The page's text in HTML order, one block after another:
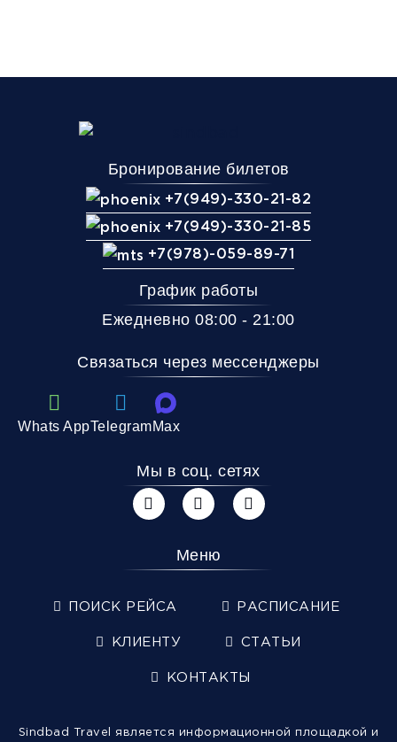
Бронирование билетов
+7(949)-330-21-82
+7(949)-330-21-85
+7(978)-059-89-71
График работы
Ежедневно 08:00 - 21:00
Связаться через мессенджеры
Whats AppTelegramMax
Мы в соц. сетях
Меню
ПОИСК РЕЙСА РАСПИСАНИЕ
КЛИЕНТУ СТАТЬИ
КОНТАКТЫ
Sindbad Travel является информационной площадкой и